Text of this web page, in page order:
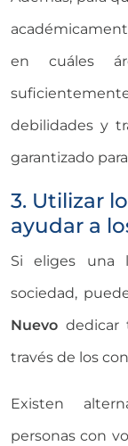
en cuáles
debilidades y
garantizado
3. Utilizar
ayudar a
Si eliges una
sociedad,
Nuevo dedicar
través de los
Existen
personas con